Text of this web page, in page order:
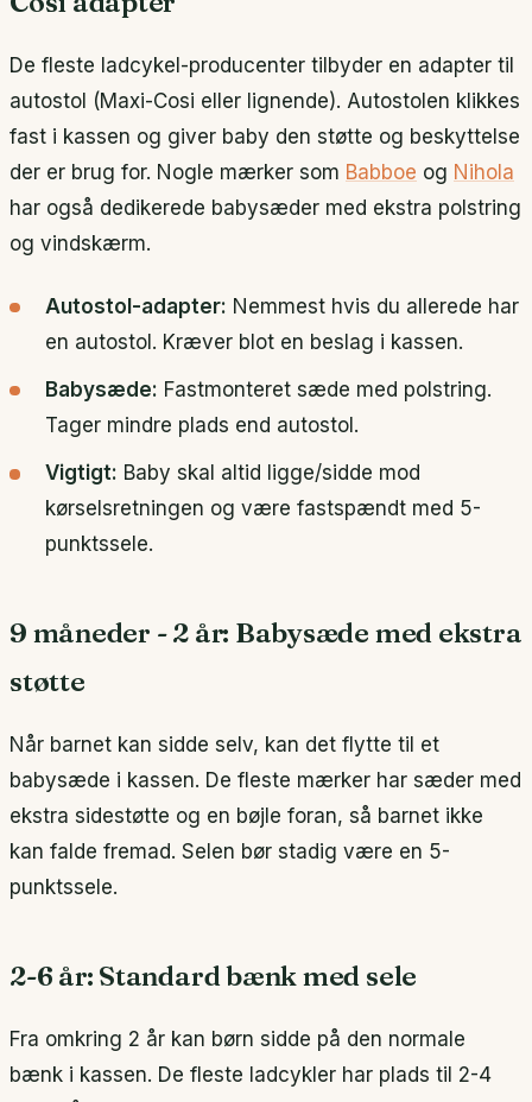
De fleste ladcykel-producenter tilbyder en adapter til
autostol (Maxi-Cosi eller lignende). Autostolen klikkes
fast i kassen og giver baby den støtte og beskyttelse
der er brug for. Nogle mærker som Babboe og Nihola
har også dedikerede babysæder med ekstra polstring
og vindskærm.
Autostol-adapter: Nemmest hvis du allerede har
en autostol. Kræver blot en beslag i kassen.
Babysæde: Fastmonteret sæde med polstring.
Tager mindre plads end autostol.
Vigtigt: Baby skal altid ligge/sidde mod
kørselsretningen og være fastspændt med 5-
punktssele.
9 måneder - 2 år: Babysæde med ekstra
støtte
Når barnet kan sidde selv, kan det flytte til et
babysæde i kassen. De fleste mærker har sæder med
ekstra sidestøtte og en bøjle foran, så barnet ikke
kan falde fremad. Selen bør stadig være en 5-
punktssele.
2-6 år: Standard bænk med sele
Fra omkring 2 år kan børn sidde på den normale
bænk i kassen. De fleste ladcykler har plads til 2-4